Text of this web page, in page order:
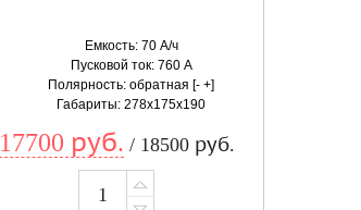
Емкость: 70 А/ч
Пусковой ток: 760 А
Полярность: обратная [- +]
Габариты: 278x175x190
17700 руб. / 18500 руб.